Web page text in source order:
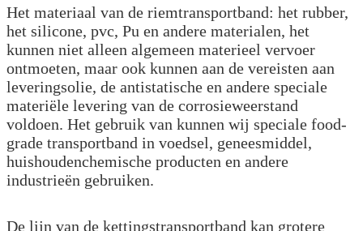
Het materiaal van de riemtransportband: het rubber,
het silicone, pvc, Pu en andere materialen, het
kunnen niet alleen algemeen materieel vervoer
ontmoeten, maar ook kunnen aan de vereisten aan
leveringsolie, de antistatische en andere speciale
materiële levering van de corrosieweerstand
voldoen. Het gebruik van kunnen wij speciale food-
grade transportband in voedsel, geneesmiddel,
huishoudenchemische producten en andere
industrieën gebruiken.
De lijn van de kettingstransportband kan grotere